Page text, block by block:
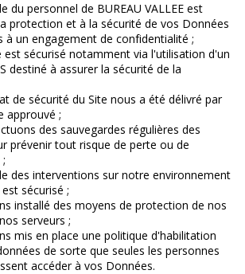
du personnel de BUREAU VALLEE est
protection et à la sécurité de vos Données
à un engagement de confidentialité ;
est sécurisé notamment via l'utilisation d'un
destiné à assurer la sécurité de la
de sécurité du Site nous a été délivré par
approuvé ;
des sauvegardes régulières des
prévenir tout risque de perte ou de
des interventions sur notre environnement
sécurisé ;
installé des moyens de protection de nos
serveurs ;
mis en place une politique d'habilitation
de sorte que seules les personnes
accéder à vos Données.